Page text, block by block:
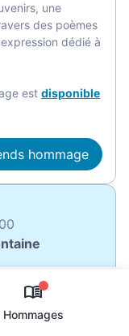
Hommages
une
des poèmes
dédié à
est disponible
hommage
hommage